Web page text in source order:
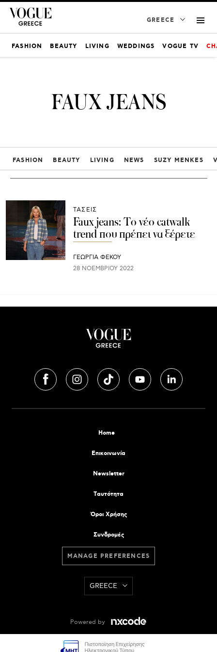
GREECE
FASHION BEAUTY LIVING WEDDINGS VOGUE TV
FAUX JEANS
FASHION BEAUTY LIVING NEWS SUZY MENKES
ΤΑΣΕΙΣ
Faux jeans: Το νέο catwalk
trend που πρέπει να ξέρετε
ΓΕΩΡΓΙΑ ΦΕΚΟΥ
28 ΝΟΕΜΒΡΊΟΥ 2022
Home
Επικοινωνία
Newsletter
Tαυτότητα
Όροι Χρήσης
Συνδρομές
MANAGE PREFERENCES
GREECE
Powered by